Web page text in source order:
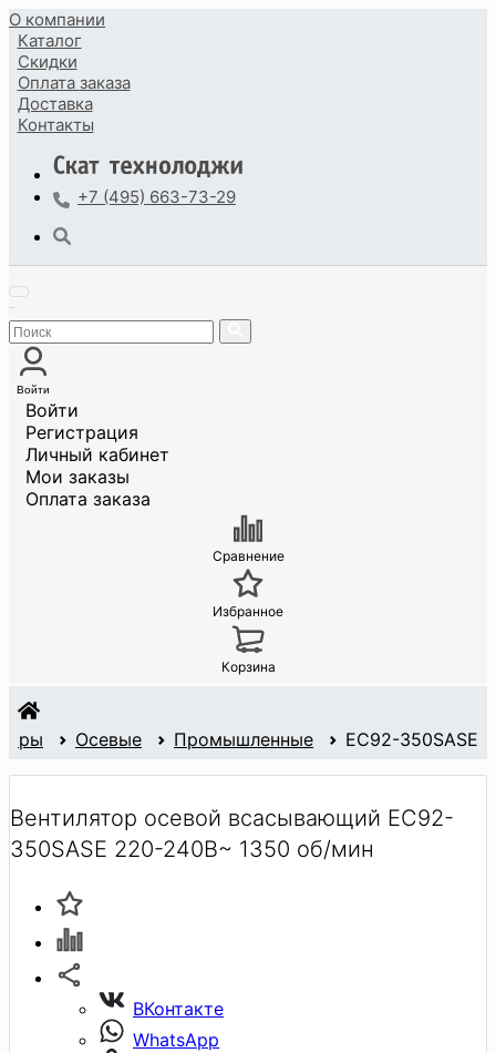
О компании
Каталог
Скидки
Оплата заказа
Доставка
Контакты
+7 (495) 663-73-29
Войти
Войти
Регистрация
Личный кабинет
Мои заказы
Оплата заказа
Сравнение
Избранное
Корзина
Осевые Промышленные EC92-350SASE
Вентилятор осевой всасывающий EC92-
350SASE 220-240В~ 1350 об/мин
ВКонтакте
WhatsApp